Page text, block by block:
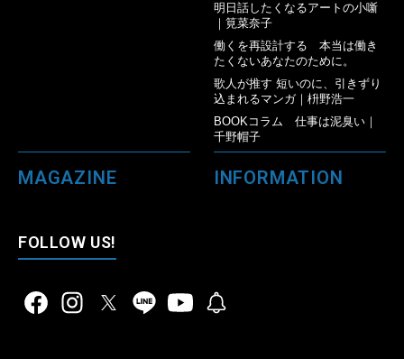
明日話したくなるアートの小噺
｜筧菜奈子
働くを再設計する 本当は働き
たくないあなたのために。
歌人が推す 短いのに、引きずり
込まれるマンガ｜枡野浩一
BOOKコラム 仕事は泥臭い｜
千野帽子
MAGAZINE INFORMATION
FOLLOW US!